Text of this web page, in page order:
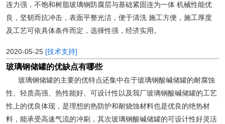
连力强，不饱和树脂玻璃钢防腐层与基础紧固连为一体 机械性能优
良，坚韧而抗冲击，表面平整光洁，便于清洗 施工方便，施工厚度
及工艺可依具体条件而定，选择性强，经济实用。
2020-05-25 [技术支持]
玻璃钢储罐的优缺点有哪些
玻璃钢储罐的主要的优特点还集中在于玻璃钢酸碱储罐的耐腐蚀
性、轻质高强、热性能好、可设计性以及我厂玻璃钢酸碱储罐的工艺
性上的优良体现，是理想的热防护和耐烧蚀材料也是优良的绝热材
料，能承受高速气流的冲刷，其次玻璃钢酸碱储罐的可设计性好灵活